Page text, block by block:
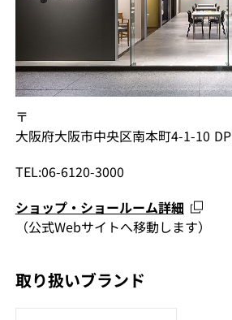
〒
大阪府大阪市中央区南本町4-1-10
TEL:06-6120-3000
ショップ・ショールーム詳細
（公式Webサイトへ移動します）
取り扱いブランド